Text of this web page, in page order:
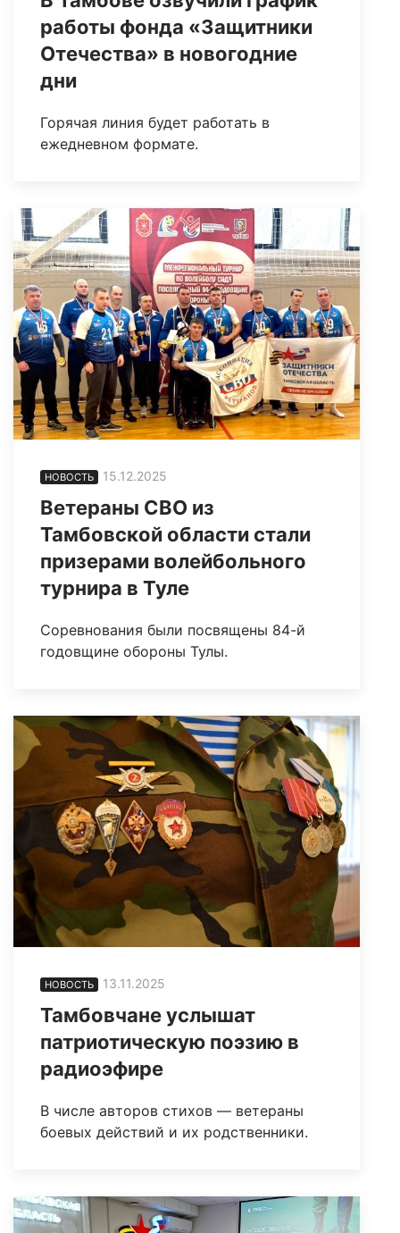
работы фонда «Защитники
Отечества» в новогодние
дни
Горячая линия будет работать в
ежедневном формате.
НОВОСТЬ 15.12.2025
Ветераны СВО из
Тамбовской области стали
призерами волейбольного
турнира в Туле
Соревнования были посвящены 84-й
годовщине обороны Тулы.
НОВОСТЬ 13.11.2025
Тамбовчане услышат
патриотическую поэзию в
радиоэфире
В числе авторов стихов — ветераны
боевых действий и их родственники.